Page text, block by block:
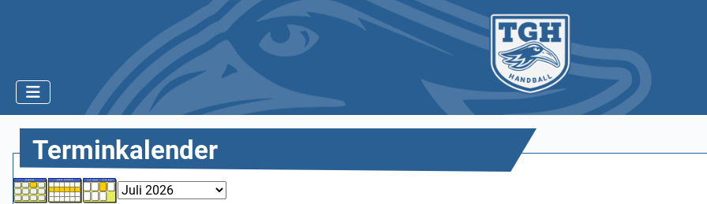
Terminkalender